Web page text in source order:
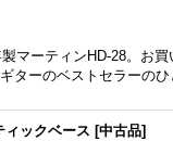
マーティンHD-28。お
ターのベストセラーの
ックベース [中古品]